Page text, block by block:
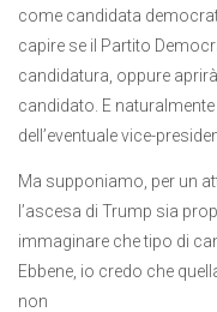
come candidata
capire se il Partito
candidatura, oppure
candidato. E
dell’eventuale vice-
Ma supponiamo, per un
l’ascesa di Trump sia
immaginare che tipo di
Ebbene, io credo che
non